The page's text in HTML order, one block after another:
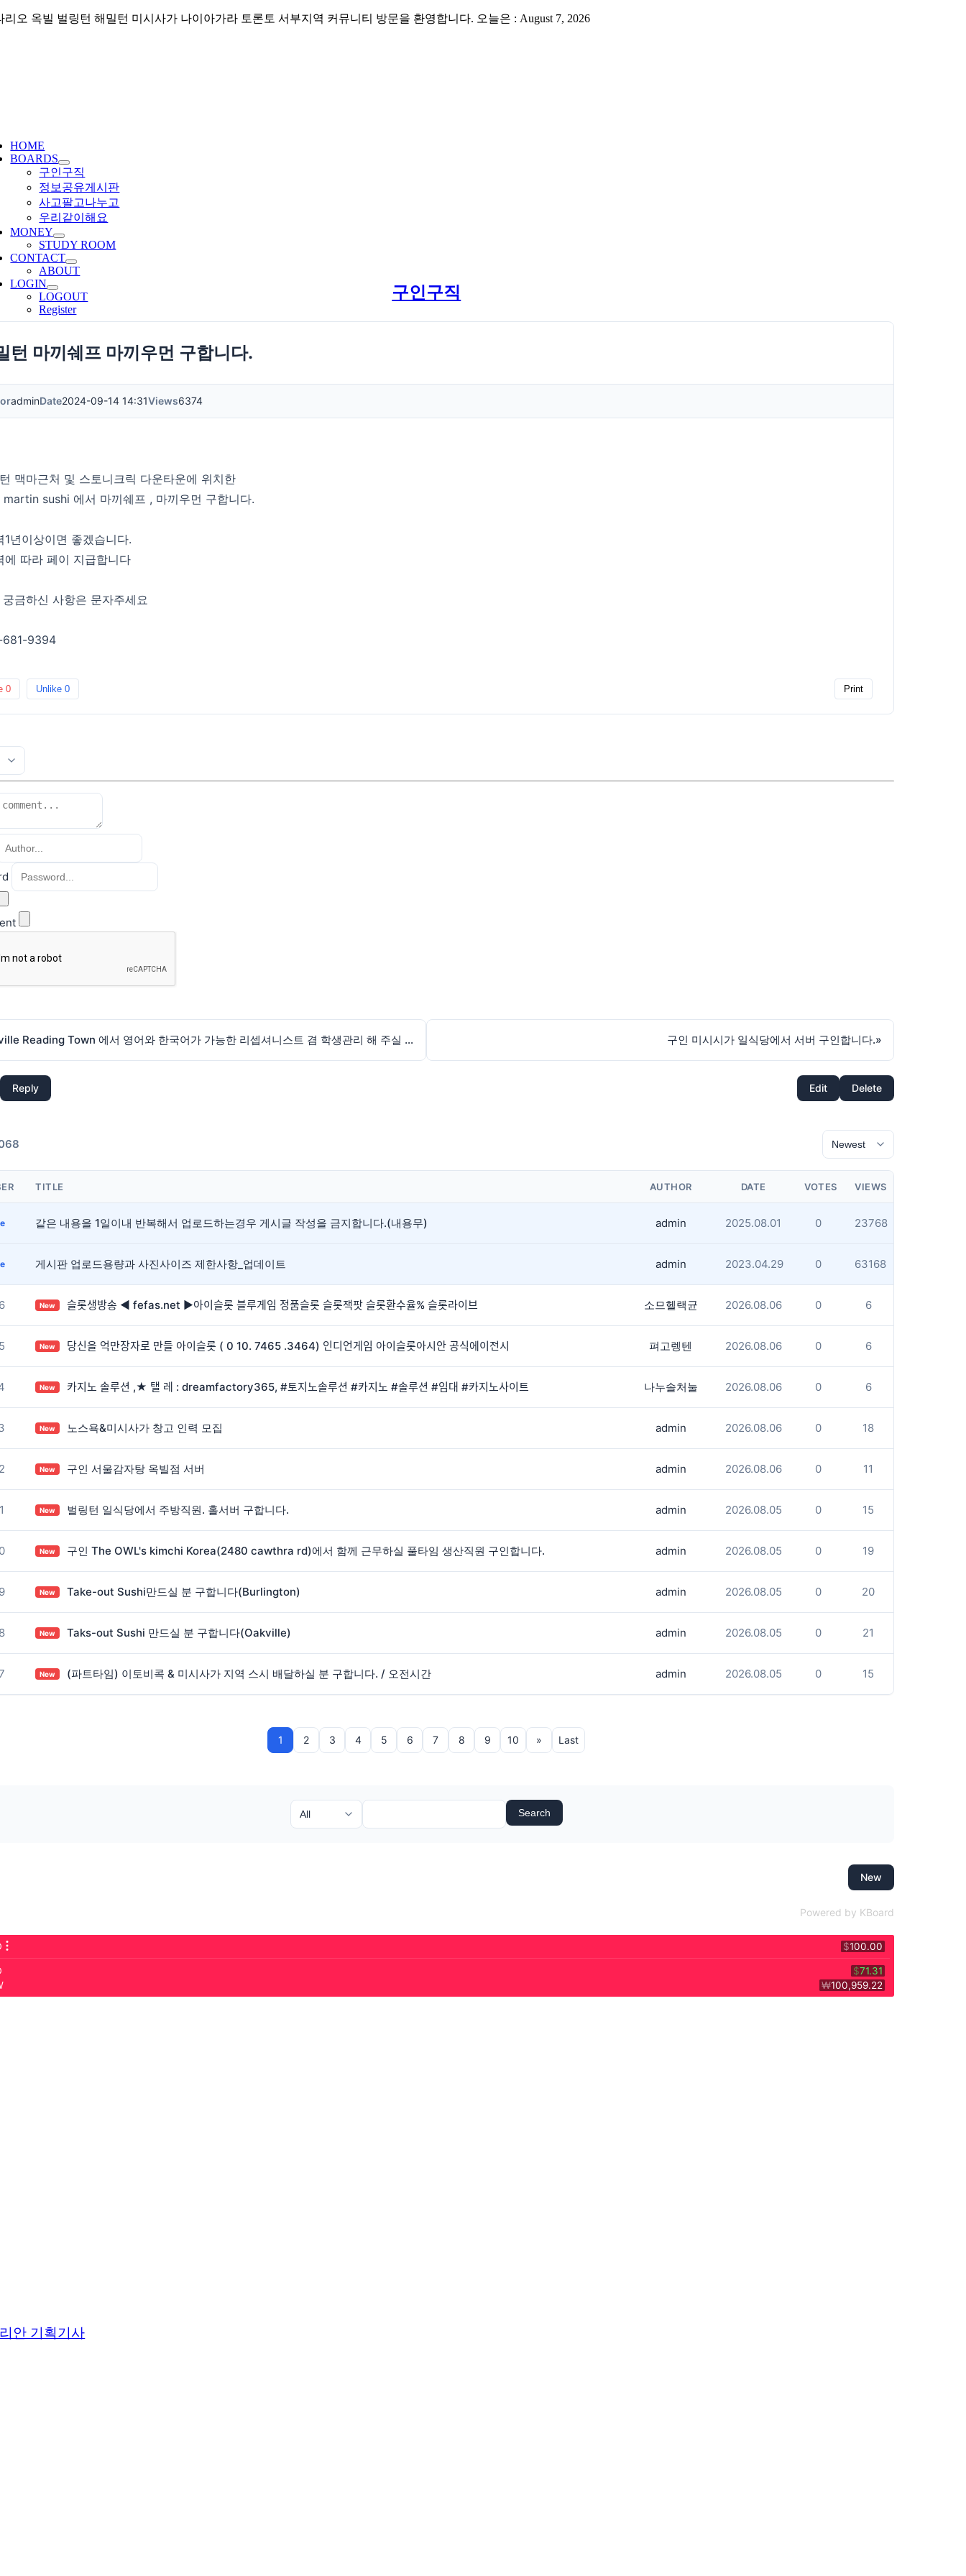
Skip
리오 옥빌 벌링턴 해밀턴 미시사가 나이아가라 토론토 서부지역 커뮤니티 방문을 환영합니다. 오늘은 : August 7, 2026
HOME
BOARDS
구인구직
정보공유게시판
사고팔고나누고
우리같이해요
MONEY
STUDY ROOM
CONTACT
ABOUT
LOGIN
LOGOUT
Register
구인구직
턴 마끼쉐프 마끼우먼 구합니다.
adminDate2024-09-14 14:31Views6374
맥마근처 및 스토니크릭 다운타운에 위치한
sushi 에서 마끼쉐프 , 마끼우먼 구합니다.
1년이상이면 좋겠습니다.
에 따라 페이 지급합니다
금하신 사항은 문자주세요
9394
0 Unlike0 Print
Oakville Reading Town 에서 영어와 한국어가 가능한 리셉셔니스트 겸 학생관리 해 주실 분을 찾습니다. 구인 미시시가 일식당에서 서버 구인합니다.»
Reply Edit Delete
TITLE AUTHOR DATE VOTES VIEWS
같은 내용을 1일이내 반복해서 업로드하는경우 게시글 작성을 금지합니다.(내용무) admin 2025.08.01 0 23768
게시판 업로드용량과 사진사이즈 제한사항_업데이트 admin 2023.04.29 0 63168
New 슬롯생방송 ◀ fefas.net ▶아이슬롯 블루게임 정품슬롯 슬롯잭팟 슬롯환수율% 슬롯라이브 소므헬랙균 2026.08.06 0 6
New 당신을 억만장자로 만들 아이슬롯 ( 0 10. 7465 .3464) 인디언게임 아이슬롯아시안 공식에이전시 펴고렝텐 2026.08.06 0 6
New 카지노 솔루션 ,★ 탤 레 : dreamfactory365, #토지노솔루션 #카지노 #솔루션 #임대 #카지노사이트 나누솔처눌 2026.08.06 0 6
New 노스욕&미시사가 창고 인력 모집 admin 2026.08.06 0 18
New 구인 서울감자탕 옥빌점 서버 admin 2026.08.06 0 11
New 벌링턴 일식당에서 주방직원. 홀서버 구합니다. admin 2026.08.05 0 15
New 구인 The OWL's kimchi Korea(2480 cawthra rd)에서 함께 근무하실 풀타임 생산직원 구인합니다. admin 2026.08.05 0 19
New Take-out Sushi만드실 분 구합니다(Burlington) admin 2026.08.05 0 20
New Taks-out Sushi 만드실 분 구합니다(Oakville) admin 2026.08.05 0 21
New (파트타임) 이토비콕 & 미시사가 지역 스시 배달하실 분 구합니다. / 오전시간 admin 2026.08.05 0 15
1 2 3 4 5 6 7 8 9 10 » Last
Search
New
Powered by KBoard
안 기획기사